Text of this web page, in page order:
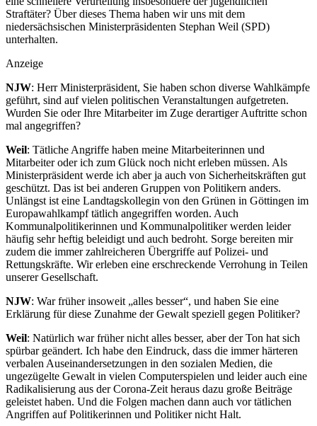
Straftäter? Über dieses Thema haben wir uns mit dem
niedersächsischen Ministerpräsidenten Stephan Weil (SPD)
unterhalten.
Anzeige
NJW: Herr Ministerpräsident, Sie haben schon diverse Wahlkämpfe
geführt, sind auf vielen politischen Veranstaltungen aufgetreten.
Wurden Sie oder Ihre Mitarbeiter im Zuge derartiger Auftritte schon
mal angegriffen?
Weil: Tätliche Angriffe haben meine Mitarbeiterinnen und
Mitarbeiter oder ich zum Glück noch nicht erleben müssen. Als
Ministerpräsident werde ich aber ja auch von Sicherheitskräften gut
geschützt. Das ist bei anderen Gruppen von Politikern anders.
Unlängst ist eine Landtagskollegin von den Grünen in Göttingen im
Europawahlkampf tätlich angegriffen worden. Auch
Kommunalpolitikerinnen und Kommunalpolitiker werden leider
häufig sehr heftig beleidigt und auch bedroht. Sorge bereiten mir
zudem die immer zahlreicheren Übergriffe auf Polizei- und
Rettungskräfte. Wir erleben eine erschreckende Verrohung in Teilen
unserer Gesellschaft.
NJW: War früher insoweit „alles besser“, und haben Sie eine
Erklärung für diese Zunahme der Gewalt speziell gegen Politiker?
Weil: Natürlich war früher nicht alles besser, aber der Ton hat sich
spürbar geändert. Ich habe den Eindruck, dass die immer härteren
verbalen Auseinandersetzungen in den sozialen Medien, die
ungezügelte Gewalt in vielen Computerspielen und leider auch eine
Radikalisierung aus der Corona-Zeit heraus dazu große Beiträge
geleistet haben. Und die Folgen machen dann auch vor tätlichen
Angriffen auf Politikerinnen und Politiker nicht Halt.